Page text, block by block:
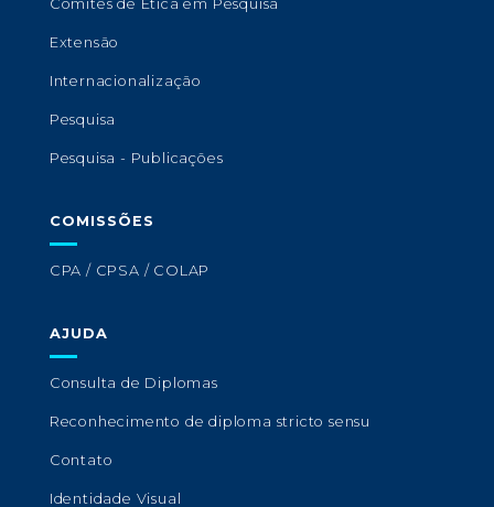
Comitês de Ética em Pesquisa
Extensão
Internacionalização
Pesquisa
Pesquisa - Publicações
COMISSÕES
CPA / CPSA / COLAP
AJUDA
Consulta de Diplomas
Reconhecimento de diploma stricto sensu
Contato
Identidade Visual